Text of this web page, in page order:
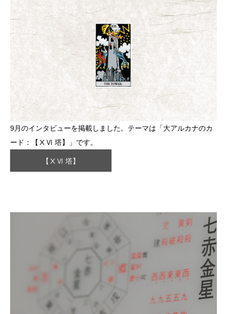
9月のインタビューを掲載しました。テーマは「大アルカナのカ
ード：【ⅩⅥ 塔】」です。
【ⅩⅥ 塔】